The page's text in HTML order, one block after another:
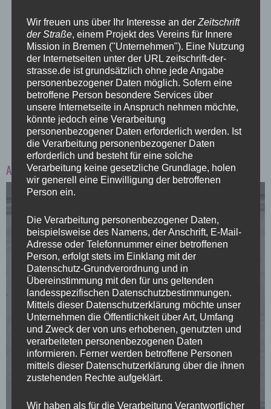
Aus dem Inhalt:
UND WENN ES WIEDER ERNST WIRD?
Alte Bunker und neuer Zivilschutz in Bremen
Seite 8
Wir freuen uns über Ihr Interesse an der Zeitschrift
der Straße, einem Projekt des Vereins für Innere
Mission in Bremen ("Unternehmen"). Eine Nutzung
der Internetseiten unter der URL zeitschrift-der-
strasse.de ist grundsätzlich ohne jede Angabe
personenbezogener Daten möglich. Sofern eine
betroffene Person besondere Services über
unsere Internetseite in Anspruch nehmen möchte,
könnte jedoch eine Verarbeitung
personenbezogener Daten erforderlich werden. Ist
die Verarbeitung personenbezogener Daten
erforderlich und besteht für eine solche
Verarbeitung keine gesetzliche Grundlage, holen
wir generell eine Einwilligung der betroffenen
Person ein.
Die Verarbeitung personenbezogener Daten,
beispielsweise des Namens, der Anschrift, E-Mail-
Adresse oder Telefonnummer einer betroffenen
Person, erfolgt stets im Einklang mit der
Datenschutz-Grundverordnung und in
Übereinstimmung mit den für uns geltenden
landesspezifischen Datenschutzbestimmungen.
Mittels dieser Datenschutzerklärung möchte unser
Unternehmen die Öffentlichkeit über Art, Umfang
und Zweck der von uns erhobenen, genutzten und
verarbeiteten personenbezogenen Daten
informieren. Ferner werden betroffene Personen
mittels dieser Datenschutzerklärung über die ihnen
zustehenden Rechte aufgeklärt.
Wir haben als für die Verarbeitung Verantwortlicher